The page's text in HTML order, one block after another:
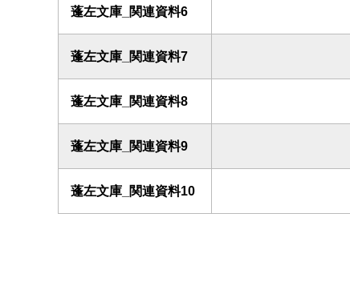
蓬左文庫_関連資料6
蓬左文庫_関連資料7
蓬左文庫_関連資料8
蓬左文庫_関連資料9
蓬左文庫_関連資料10